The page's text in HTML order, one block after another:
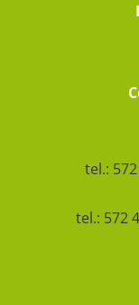
tel.:
tel.: 572